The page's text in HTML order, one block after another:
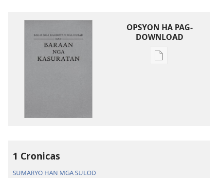
OPSYON HA PAG-
DOWNLOAD
Opsyon
1 Cronicas
SUMARYO HAN MGA SULOD